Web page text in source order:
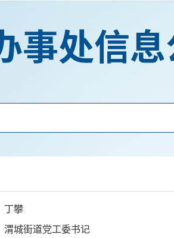
事处信
丁攀
渭城街道党工委书记